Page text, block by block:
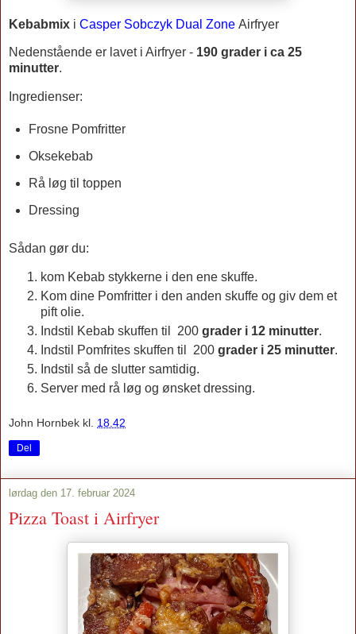
Kebabmix i Casper Sobczyk Dual Zone Airfryer
Nedenstående er lavet i Airfryer - 190 grader i ca 25
minutter.
Ingredienser:
Frosne Pomfritter
Oksekebab
Rå løg til toppen
Dressing
Sådan gør du:
kom Kebab stykkerne i den ene skuffe.
Kom dine Pomfritter i den anden skuffe og giv dem et
pift olie.
Indstil Kebab skuffen til 200 grader i 12 minutter.
Indstil Pomfrites skuffen til 200 grader i 25 minutter.
Indstil så de slutter samtidig.
Server med rå løg og ønsket dressing.
John Hornbek kl. 18.42
Del
lørdag den 17. februar 2024
Pizza Toast i Airfryer